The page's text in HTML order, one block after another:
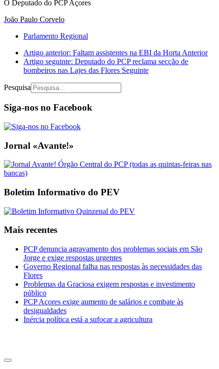
O Deputado do PCP Açores
João Paulo Corvelo
Parlamento Regional
Artigo anterior: Faltam assistentes na EBI da HortaAnterior
Artigo seguinte: Deputado do PCP reclama secção de
bombeiros nas Lajes das Flores Seguinte
Pesquisa
Siga-nos no Facebook
Jornal «Avante!»
Boletim Informativo do PEV
Mais recentes
PCP denuncia agravamento dos problemas sociais em São
Jorge e exige respostas urgentes
Governo Regional falha nas respostas às necessidades das
Flores
Problemas da Graciosa exigem respostas e investimento
público
PCP Açores exige aumento de salários e combate às
desigualdades
Inércia política está a sufocar a agricultura